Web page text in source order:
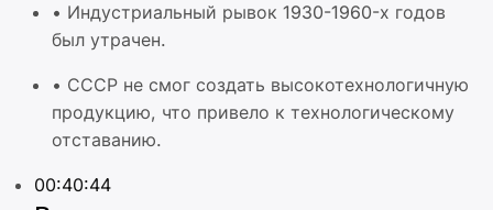
• Индустриальный рывок 1930-1960-х годов
был утрачен.
• СССР не смог создать высокотехнологичную
продукцию, что привело к технологическому
отставанию.
00:40:44